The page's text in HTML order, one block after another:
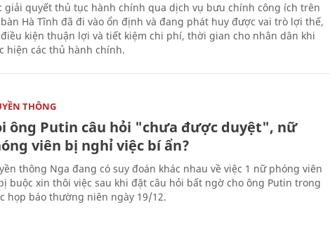
giải quyết thủ tục hành chính qua dịch vụ bưu chính công ích trên
Hà Tĩnh đã đi vào ổn định và đang phát huy được vai trò lợi thế,
kiện thuận lợi và tiết kiệm chi phí, thời gian cho nhân dân khi
hiện các thủ hành chính.
THÔNG
ông Putin câu hỏi "chưa được duyệt", nữ
viên bị nghỉ việc bí ẩn?
thông Nga đang có suy đoán khác nhau về việc 1 nữ phóng viên
buộc xin thôi việc sau khi đặt câu hỏi bất ngờ cho ông Putin trong
họp báo thường niên ngày 19/12.